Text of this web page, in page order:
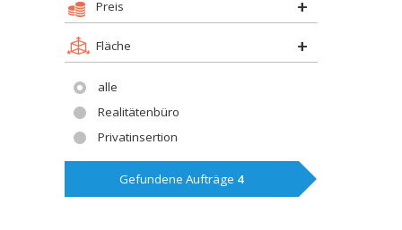
Preis
Fläche
alle
Realitätenbüro
Privatinsertion
Gefundene Aufträge 4